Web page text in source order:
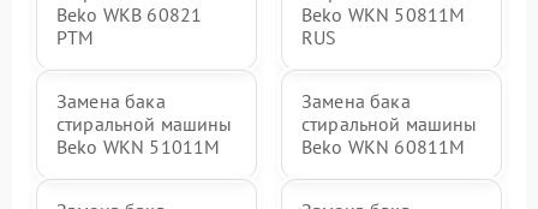
Beko WKB 60821
PTМ
Beko WKN 50811M
RUS
Замена бака
стиральной машины
Beko WKN 51011M
Замена бака
стиральной машины
Beko WKN 60811M